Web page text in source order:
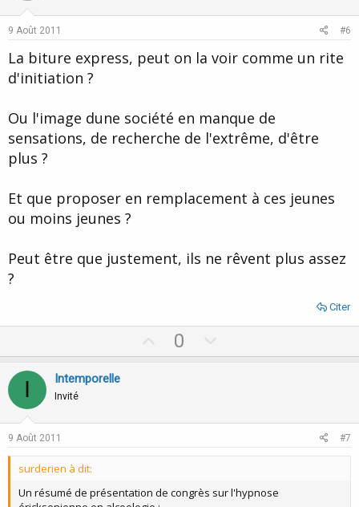
e
9 Août 2011 #6
La biture express, peut on la voir comme un rite
d'initiation ?
Ou l'image dune société en manque de
sensations, de recherche de l'extrême, d'être
plus ?
Et que proposer en remplacement à ces jeunes
ou moins jeunes ?
Peut être que justement, ils ne rêvent plus assez
?
Citer
p
t
0
o
v
I Intemporelle
Invité
9 Août 2011 #7
surderien à dit:
Un résumé de présentation de congrès sur l'hypnose